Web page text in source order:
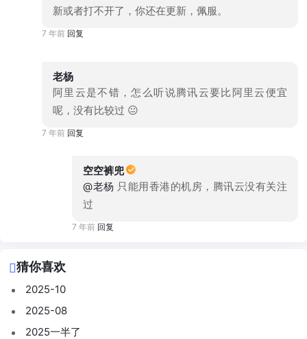
新或者打不开了，你还在更新，佩服。
7 年前 回复
老杨
阿里云是不错，怎么听说腾讯云要比阿里云便宜
呢，没有比较过 😐
7 年前 回复
空空裤兜
@老杨 只能用香港的机房，腾讯云没有关注
过
7 年前 回复
猜你喜欢
2025-10
2025-08
2025一半了